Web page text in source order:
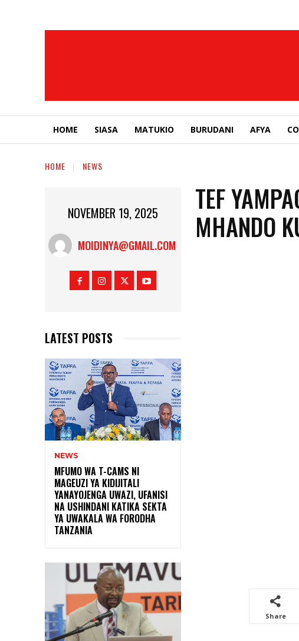
HOME SIASA MATUKIO BURUDANI AFYA
HOME NEWS
NOVEMBER 19, 2025
MOIDINYA@GMAIL.COM
LATEST POSTS
NEWS
MFUMO WA T-CAMS NI
MAGEUZI YA KIDIJITALI
YANAYOJENGA UWAZI, UFANISI
NA USHINDANI KATIKA SEKTA
YA UWAKALA WA FORODHA
TANZANIA
TEF
MHANDO
Share